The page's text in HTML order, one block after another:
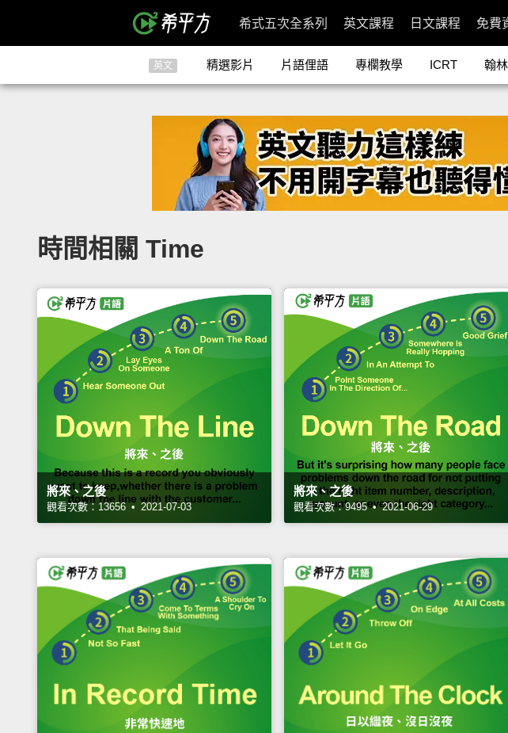
希式五次全系列 英文課程 日文課程 免費
英文 精選影片 片語俚語 專欄教學 ICRT 翰林
時間相關 Time
將來、之後
觀看次數：13656 • 2021-07-03
將來、之後
觀看次數：9495 • 2021-06-29